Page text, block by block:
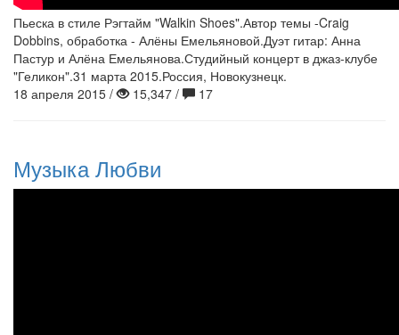
Пьеска в стиле Рэгтайм "Walkin Shoes".Автор темы -Craig
Dobbins, обработка - Алёны Емельяновой.Дуэт гитар: Анна
Пастур и Алёна Емельянова.Студийный концерт в джаз-клубе
"Геликон".31 марта 2015.Россия, Новокузнецк.
18 апреля 2015 /
15,347 / 17
Музыка Любви